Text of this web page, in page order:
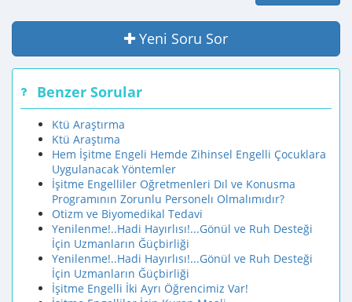
Yeni Soru Sor
Benzer Sorular
Ktü Araştırma
Ktü Araştıma
Hem İşitme Engeli Hemde Zihinsel Engelli Çocuklara
Uygulanacak Yöntemler
İşitme Engelliler Oğretmenleri Dıl ve Konusma
Programının Zorunlu Personelı Olmalımıdır?
Otizm ve Biyomedikal Tedavi
Yenilenme!..Hadi Hayırlısı!...Gönül ve Ruh Desteği
İçin Uzmanların Ğüçbirliği
Yenilenme!..Hadi Hayırlısı!...Gönül ve Ruh Desteği
İçin Uzmanların Ğüçbirliği
İşitme Engelli İki Ayrı Öğrencimiz Var!